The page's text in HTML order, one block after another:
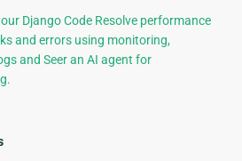
Django Code Resolve performance
and errors using monitoring,
and Seer an AI agent for